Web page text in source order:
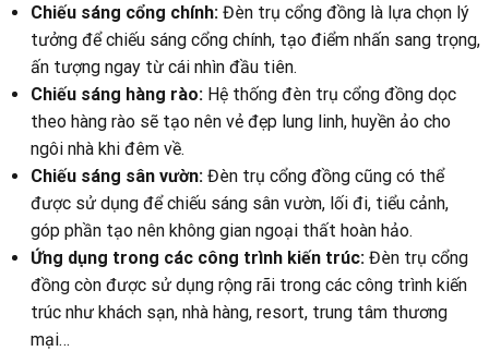
Chiếu sáng cổng chính: Đèn trụ cổng đồng là lựa chọn lý
tưởng để chiếu sáng cổng chính, tạo điểm nhấn sang trọng,
ấn tượng ngay từ cái nhìn đầu tiên.
Chiếu sáng hàng rào: Hệ thống đèn trụ cổng đồng dọc
theo hàng rào sẽ tạo nên vẻ đẹp lung linh, huyền ảo cho
ngôi nhà khi đêm về.
Chiếu sáng sân vườn: Đèn trụ cổng đồng cũng có thể
được sử dụng để chiếu sáng sân vườn, lối đi, tiểu cảnh,
góp phần tạo nên không gian ngoại thất hoàn hảo.
Ứng dụng trong các công trình kiến trúc: Đèn trụ cổng
đồng còn được sử dụng rộng rãi trong các công trình kiến
trúc như khách sạn, nhà hàng, resort, trung tâm thương
mại…